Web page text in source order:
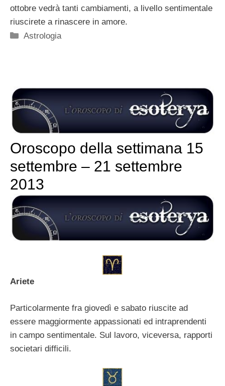
ottobre vedrà tanti cambiamenti, a livello sentimentale
riuscirete a rinascere in amore.
Categorie
Astrologia
Oroscopo della settimana 15
settembre – 21 settembre
2013
Ariete
Particolarmente fra giovedì e sabato riuscite ad
essere maggiormente appassionati ed intraprendenti
in campo sentimentale. Sul lavoro, viceversa, rapporti
societari difficili.